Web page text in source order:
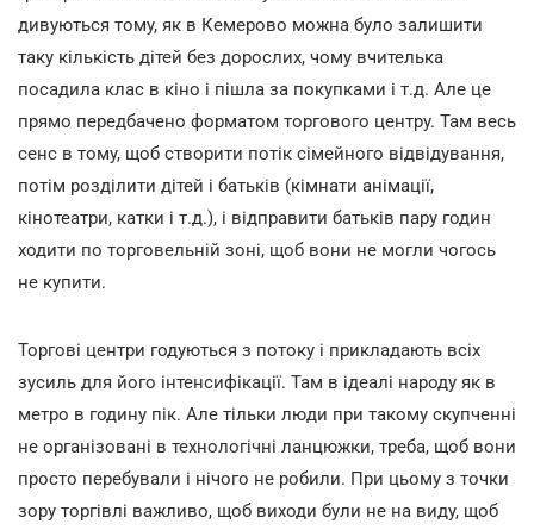
дивуються тому, як в Кемерово можна було залишити
таку кількість дітей без дорослих, чому вчителька
посадила клас в кіно і пішла за покупками і т.д. Але це
прямо передбачено форматом торгового центру. Там весь
сенс в тому, щоб створити потік сімейного відвідування,
потім розділити дітей і батьків (кімнати анімації,
кінотеатри, катки і т.д.), і відправити батьків пару годин
ходити по торговельній зоні, щоб вони не могли чогось
не купити.
Торгові центри годуються з потоку і прикладають всіх
зусиль для його інтенсифікації. Там в ідеалі народу як в
метро в годину пік. Але тільки люди при такому скупченні
не організовані в технологічні ланцюжки, треба, щоб вони
просто перебували і нічого не робили. При цьому з точки
зору торгівлі важливо, щоб виходи були не на виду, щоб